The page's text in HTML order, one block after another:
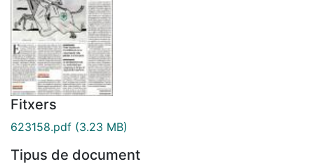
Fitxers
623158.pdf (3.23 MB)
Tipus de document